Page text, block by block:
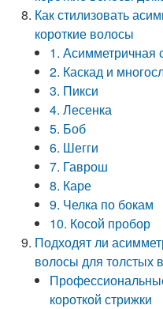
Как стилизовать
короткие волосы
1. Асимметричная
2. Каскад и
3. Пикси
4. Лесенка
5. Боб
6. Шегги
7. Гаврош
8. Каре
9. Челка по бокам
10. Косой пробор
Подходят ли
волосы для толстых
короткой стрижки